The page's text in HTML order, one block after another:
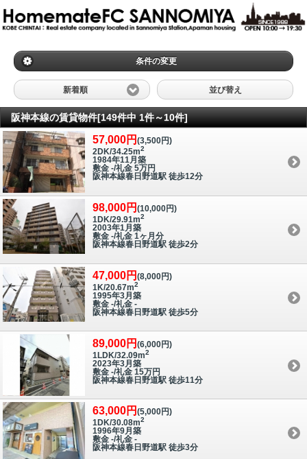
条件の変更
新着順 並び替え
阪神本線の賃貸物件[149件中 1件～10件]
57,000円 (3,500円)
2DK/34.25m2
1984年11月築
敷金 -/礼金 5万円
阪神本線春日野道駅 徒歩12分
98,000円 (10,000円)
1DK/29.91m2
2003年1月築
敷金 -/礼金 1ヶ月分
阪神本線春日野道駅 徒歩2分
47,000円 (8,000円)
1K/20.67m2
1995年3月築
敷金 -/礼金 -
阪神本線春日野道駅 徒歩5分
89,000円 (6,000円)
1LDK/32.09m2
2023年3月築
敷金 -/礼金 15万円
阪神本線春日野道駅 徒歩11分
63,000円 (5,000円)
1DK/30.08m2
1996年9月築
敷金 -/礼金 -
阪神本線春日野道駅 徒歩3分